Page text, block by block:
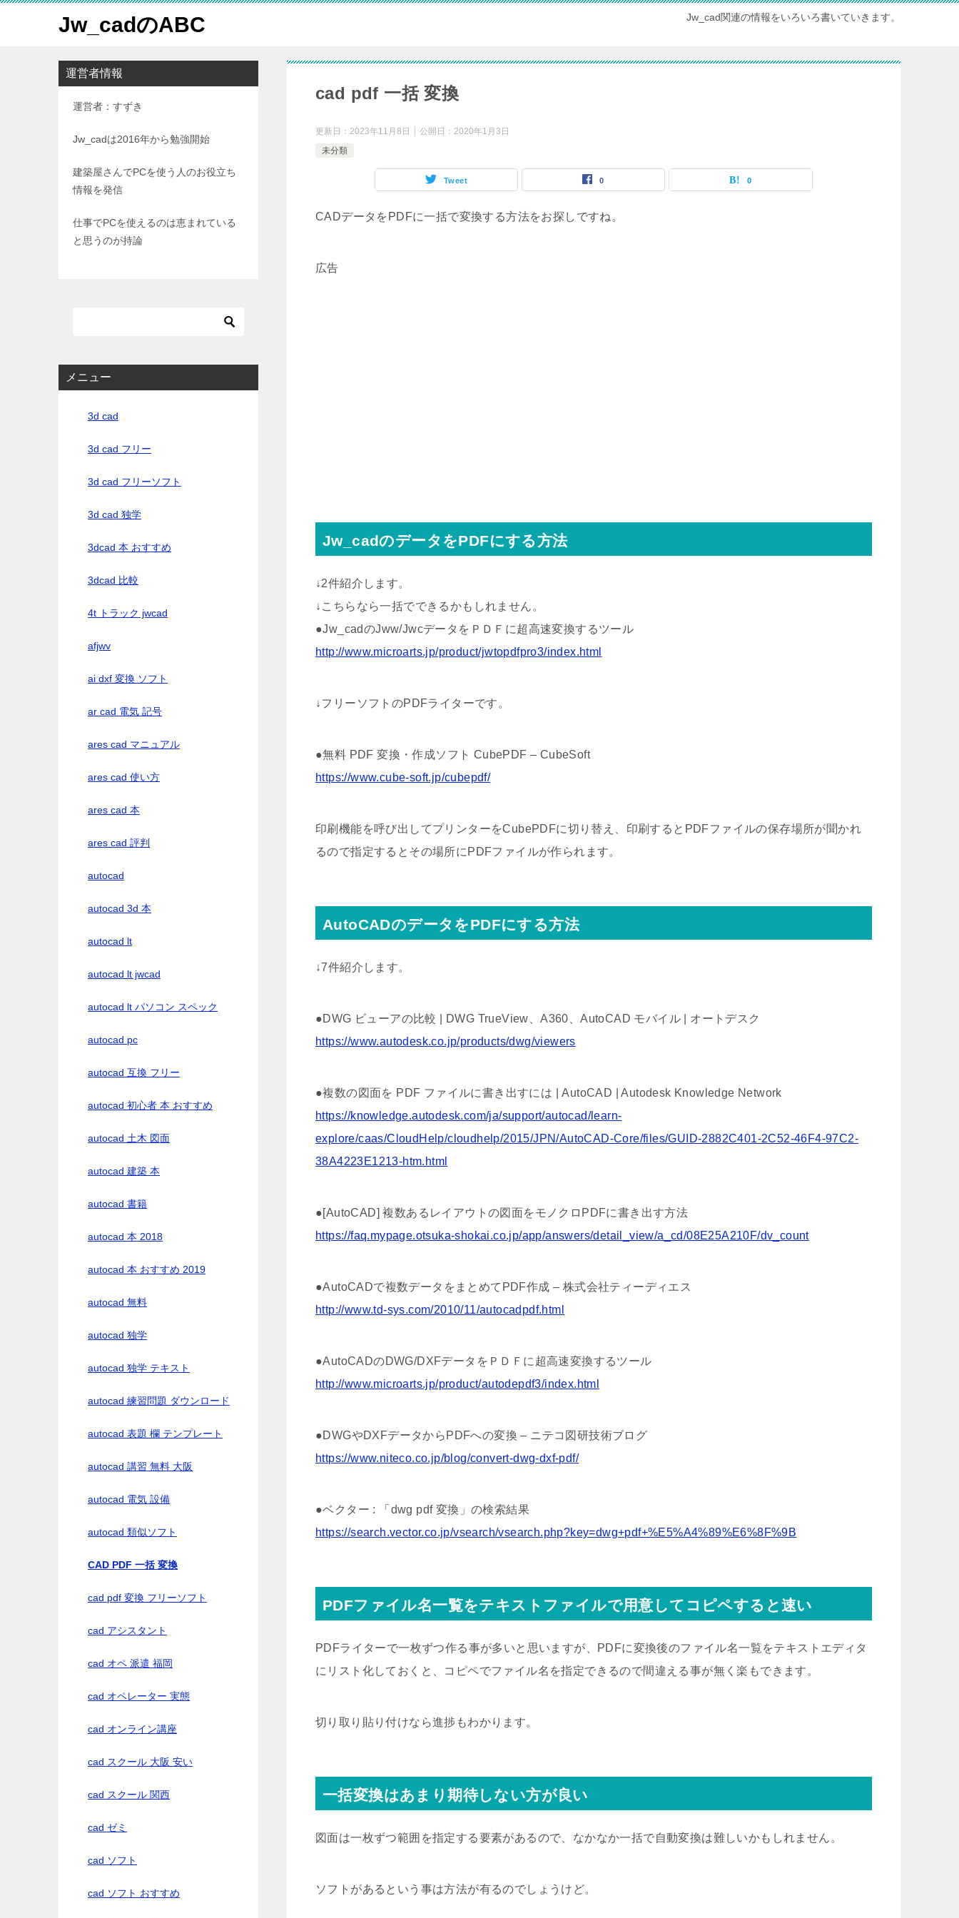
Jw_cadのABC Jw_cad関連の情報をいろいろ書いていきます。
cad pdf 一括 変換
更新日： 2023年11月8日 公開日： 2020年1月3日
未分類
Tweet 0 0
CADデータをPDFに一括で変換する方法をお探しですね。
広告
Jw_cadのデータをPDFにする方法
↓2件紹介します。
↓こちらなら一括でできるかもしれません。
●Jw_cadのJww/JwcデータをＰＤＦに超高速変換するツール
http://www.microarts.jp/product/jwtopdfpro3/index.html
↓フリーソフトのPDFライターです。
●無料 PDF 変換・作成ソフト CubePDF – CubeSoft
https://www.cube-soft.jp/cubepdf/
印刷機能を呼び出してプリンターをCubePDFに切り替え、印刷するとPDFファイルの保存場所が聞かれ
るので指定するとその場所にPDFファイルが作られます。
AutoCADのデータをPDFにする方法
↓7件紹介します。
●DWG ビューアの比較 | DWG TrueView、A360、AutoCAD モバイル | オートデスク
https://www.autodesk.co.jp/products/dwg/viewers
●複数の図面を PDF ファイルに書き出すには | AutoCAD | Autodesk Knowledge Network
https://knowledge.autodesk.com/ja/support/autocad/learn-
explore/caas/CloudHelp/cloudhelp/2015/JPN/AutoCAD-Core/files/GUID-2882C401-2C52-46F4-97C2-
38A4223E1213-htm.html
●[AutoCAD] 複数あるレイアウトの図面をモノクロPDFに書き出す方法
https://faq.mypage.otsuka-shokai.co.jp/app/answers/detail_view/a_cd/08E25A210F/dv_count
●AutoCADで複数データをまとめてPDF作成 – 株式会社ティーディエス
http://www.td-sys.com/2010/11/autocadpdf.html
●AutoCADのDWG/DXFデータをＰＤＦに超高速変換するツール
http://www.microarts.jp/product/autodepdf3/index.html
●DWGやDXFデータからPDFへの変換 – ニテコ図研技術ブログ
https://www.niteco.co.jp/blog/convert-dwg-dxf-pdf/
●ベクター : 「dwg pdf 変換」の検索結果
https://search.vector.co.jp/vsearch/vsearch.php?key=dwg+pdf+%E5%A4%89%E6%8F%9B
PDFファイル名一覧をテキストファイルで用意してコピペすると速い
PDFライターで一枚ずつ作る事が多いと思いますが、PDFに変換後のファイル名一覧をテキストエディタ
にリスト化しておくと、コピペでファイル名を指定できるので間違える事が無く楽もできます。
切り取り貼り付けなら進捗もわかります。
一括変換はあまり期待しない方が良い
図面は一枚ずつ範囲を指定する要素があるので、なかなか一括で自動変換は難しいかもしれません。
ソフトがあるという事は方法が有るのでしょうけど。
運営者情報
運営者：すずき
Jw_cadは2016年から勉強開始
建築屋さんでPCを使う人のお役立ち
情報を発信
仕事でPCを使えるのは恵まれている
と思うのが持論
メニュー
3d cad
3d cad フリー
3d cad フリーソフト
3d cad 独学
3dcad 本 おすすめ
3dcad 比較
4t トラック jwcad
afjwv
ai dxf 変換 ソフト
ar cad 電気 記号
ares cad マニュアル
ares cad 使い方
ares cad 本
ares cad 評判
autocad
autocad 3d 本
autocad lt
autocad lt jwcad
autocad lt パソコン スペック
autocad pc
autocad 互換 フリー
autocad 初心者 本 おすすめ
autocad 土木 図面
autocad 建築 本
autocad 書籍
autocad 本 2018
autocad 本 おすすめ 2019
autocad 無料
autocad 独学
autocad 独学 テキスト
autocad 練習問題 ダウンロード
autocad 表題 欄 テンプレート
autocad 講習 無料 大阪
autocad 電気 設備
autocad 類似ソフト
CAD PDF 一括 変換
cad pdf 変換 フリーソフト
cad アシスタント
cad オペ 派遣 福岡
cad オペレーター 実態
cad オンライン講座
cad スクール 大阪 安い
cad スクール 関西
cad ゼミ
cad ソフト
cad ソフト おすすめ